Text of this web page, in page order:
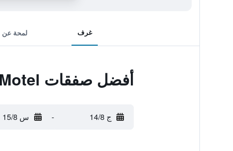
غرف لمحة عن
أفضل صفقات Iu Motel
ج 14/8 - س 15/8